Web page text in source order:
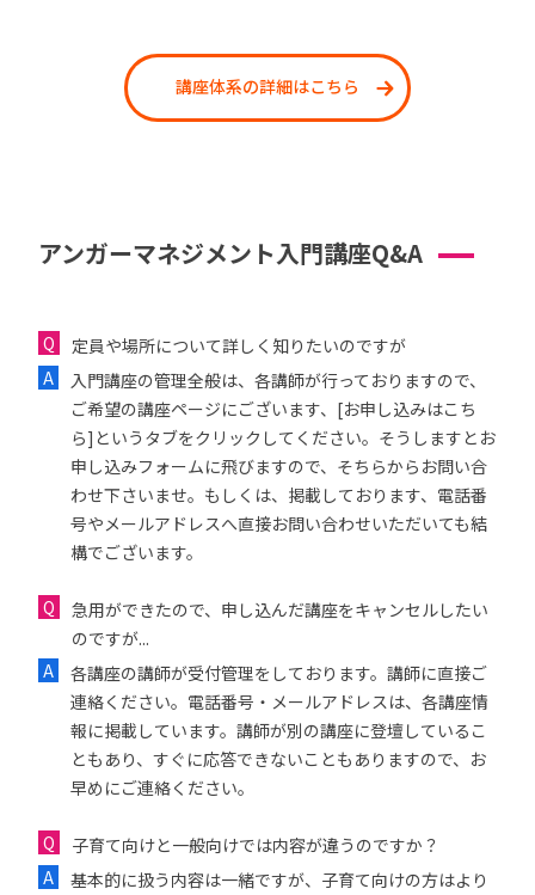
講座体系の詳細はこちら
アンガーマネジメント入門講座Q&A
定員や場所について詳しく知りたいのですが
入門講座の管理全般は、各講師が行っておりますので、
ご希望の講座ページにございます、[お申し込みはこち
ら]というタブをクリックしてください。そうしますとお
申し込みフォームに飛びますので、そちらからお問い合
わせ下さいませ。もしくは、掲載しております、電話番
号やメールアドレスへ直接お問い合わせいただいても結
構でございます。
急用ができたので、申し込んだ講座をキャンセルしたい
のですが...
各講座の講師が受付管理をしております。講師に直接ご
連絡ください。電話番号・メールアドレスは、各講座情
報に掲載しています。講師が別の講座に登壇しているこ
ともあり、すぐに応答できないこともありますので、お
早めにご連絡ください。
子育て向けと一般向けでは内容が違うのですか？
基本的に扱う内容は一緒ですが、子育て向けの方はより